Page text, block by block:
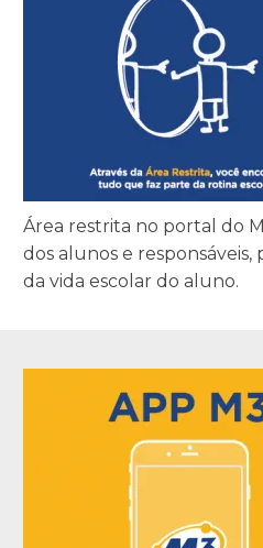
Área restrita no portal do
dos alunos e
da vida escolar do aluno.